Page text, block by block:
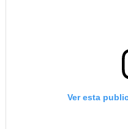
Ver esta